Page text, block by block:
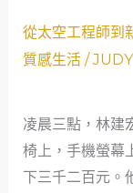
親
的
故
事，
看
從太空工程師到
質感生活/JUDY
凌晨三點，林建
椅上，手機螢幕
下三千二百元。
從
太
程
師
到